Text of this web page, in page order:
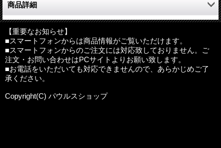
商品詳細
人は物音がすると、おのずと耳を傾けます。耳だけではなく心も
向けるのです。色や形が心を和ますように、音やリズムも安らか
な世界へと誘います。心を惹き付けてやまない美の世界、それは
人の心を豊かにします。 奇しくも聖年を祝う年に、第三集の
『いのちの扉に時の足音が』を出版する運びとなりました。光を
受けたいのちの扉に、希望の足音が響いてまいります。聖書に
は、人間は神に似せて創られた（『創世記』一章）と記されてい
ます。人間は神のいのちの息吹きをうけ、豊かさや偉大さ、美し
【重要なお知らせ】
■スマートフォンからは商品情報がご覧いただけます。
■スマートフォンからのご注文には対応致しておりません。ご
注文・お問い合わせはPCサイトよりお願い致します。
■お電話をいただいても対応できませんので、あらかじめご了
承ください。
Copyright(C) パウルスショップ